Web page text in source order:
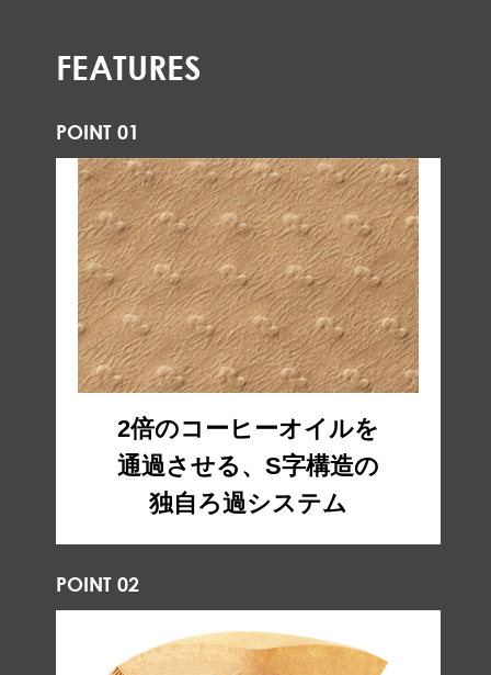
FEATURES
POINT 01
2倍のコーヒーオイルを
通過させる、S字構造の
独自ろ過システム
POINT 02